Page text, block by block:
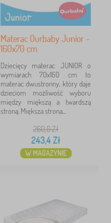
Materac Ourbaby Junior -
160x70 cm
Dziecięcy materac JUNIOR o
wymiarach 70x160 cm to
materac dwustronny, który daje
dzieciom możliwość wyboru
między miększą a twardszą
stroną. Miększa strona...
260,0Zł
243,4Zł
W MAGAZYNIE